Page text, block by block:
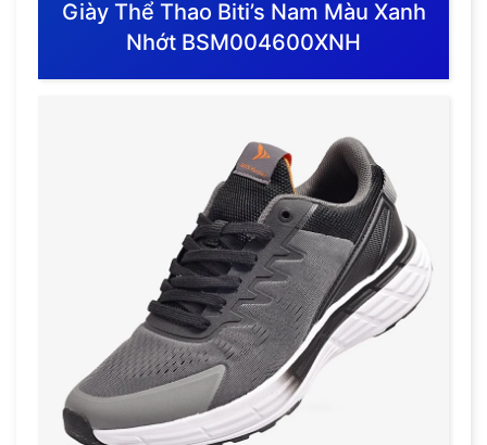
Giày Thể Thao Biti’s Nam Màu Xanh
Nhớt BSM004600XNH